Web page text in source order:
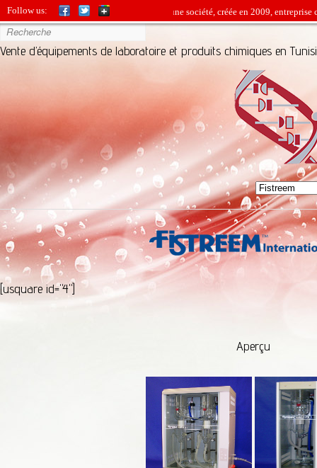
Follow us: BIO-SOURCE est une jeune société, créée en 2009, entreprise
Vente d’équipements de laboratoire et produits chimiques en
[usquare id="4"]
Aperçu